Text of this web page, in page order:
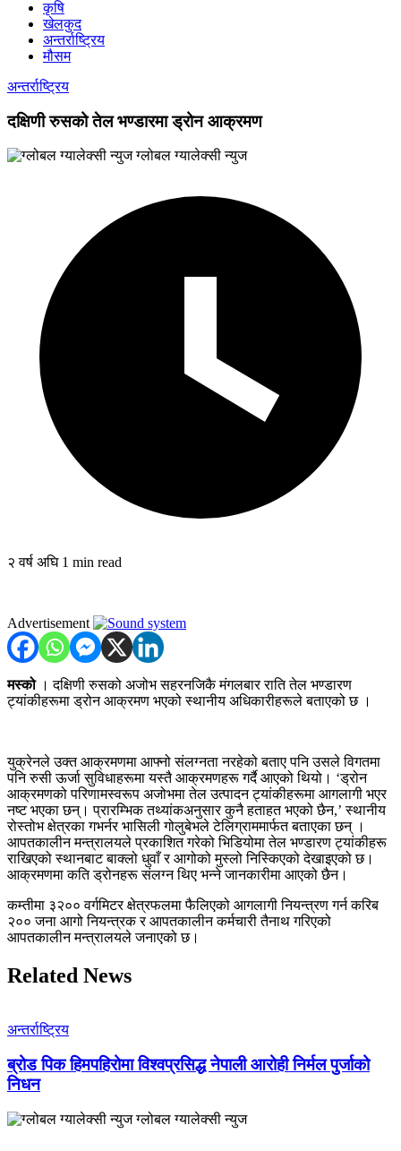
कृषि
खेलकुद
अन्तर्राष्ट्रिय
मौसम
अन्तर्राष्ट्रिय
दक्षिणी रुसको तेल भण्डारमा ड्रोन आक्रमण
ग्लोबल ग्यालेक्सी न्युज
२ वर्ष अघि 1 min read
Advertisement
मस्को। दक्षिणी रुसको अजोभ सहरनजिकै मंगलबार राति तेल भण्डारण
ट्यांकीहरूमा ड्रोन आक्रमण भएको स्थानीय अधिकारीहरूले बताएको छ ।
युक्रेनले उक्त आक्रमणमा आफ्नो संलग्नता नरहेको बताए पनि उसले विगतमा
पनि रुसी ऊर्जा सुविधाहरूमा यस्तै आक्रमणहरू गर्दै आएको थियो। ‘ड्रोन
आक्रमणको परिणामस्वरूप अजोभमा तेल उत्पादन ट्यांकीहरूमा आगलागी भएर
नष्ट भएका छन्। प्रारम्भिक तथ्यांकअनुसार कुनै हताहत भएको छैन,’ स्थानीय
रोस्तोभ क्षेत्रका गभर्नर भासिली गोलुबेभले टेलिग्राममार्फत बताएका छन् ।
आपतकालीन मन्त्रालयले प्रकाशित गरेको भिडियोमा तेल भण्डारण ट्यांकीहरू
राखिएको स्थानबाट बाक्लो धुवाँ र आगोको मुस्लो निस्किएको देखाइएको छ।
आक्रमणमा कति ड्रोनहरू संलग्न थिए भन्ने जानकारीमा आएको छैन।
कम्तीमा ३२०० वर्गमिटर क्षेत्रफलमा फैलिएको आगलागी नियन्त्रण गर्न करिब
२०० जना आगो नियन्त्रक र आपतकालीन कर्मचारी तैनाथ गरिएको
आपतकालीन मन्त्रालयले जनाएको छ।
Related News
अन्तर्राष्ट्रिय
ब्रोड पिक हिमपहिरोमा विश्वप्रसिद्ध नेपाली आरोही निर्मल पुर्जाको
निधन
ग्लोबल ग्यालेक्सी न्युज